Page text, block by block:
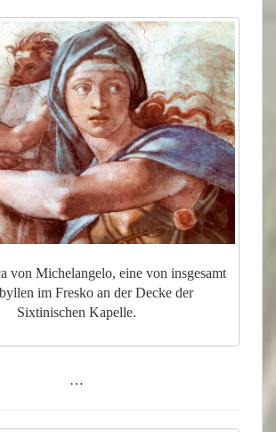
von Michelangelo, eine von insgesamt
im Fresko an der Decke der
Sixtinischen Kapelle.
…